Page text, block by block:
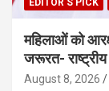
EDITOR'S PICK
महिलाओं को
जरूरत- राष्ट्रीय
August 8, 2026